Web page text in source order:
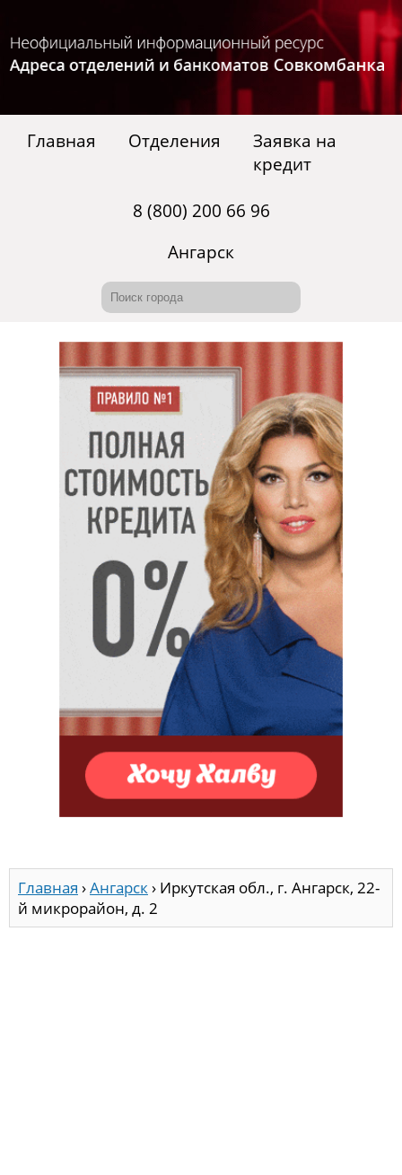
Главная Отделения
Заявка на
кредит
8 (800) 200 66 96
Ангарск
Главная ›Ангарск› Иркутская обл., г. Ангарск, 22-
й микрорайон, д. 2